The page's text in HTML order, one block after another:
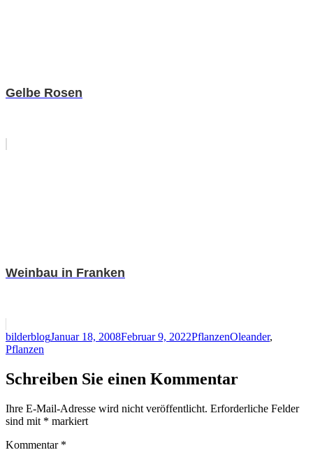
Gelbe Rosen
Weinbau in Franken
Autor
bilderblogVeröffentlicht
Januar 18, 2008Februar 9, 2022Kategorien
PflanzenSchlagwörter
Oleander,
Pflanzen
Schreiben Sie einen Kommentar
Ihre E-Mail-Adresse wird nicht veröffentlicht. Erforderliche Felder
sind mit * markiert
Kommentar *